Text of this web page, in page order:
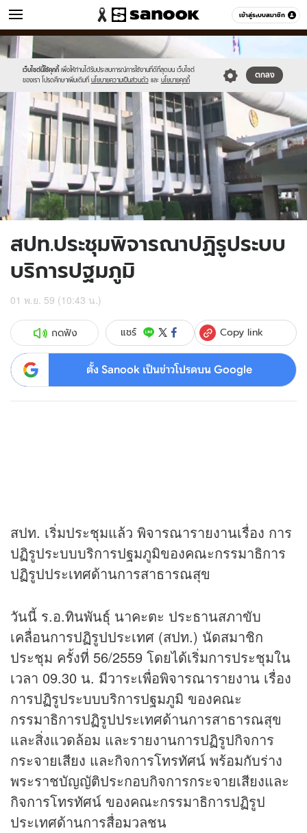
เข้าสู่ระบบสมาชิก
ข่าว หมวดอื่นๆ
เว็บไซต์นี้ใช้คุกกี้ เพื่อให้ท่านได้รับประสบการณ์การใช้งานที่ดีที่สุดบน เว็บไซต์
ของเรา โปรดศึกษาเพิ่มเติมที่ นโยบายความเป็นส่วนตัว และ นโยบายคุกกี้
ตกลง
Sanook
//s.isanook.com/sr/0/images/logo-
new-
sanook.png
600
60
//s.isanook.com/ns/0/ud/418/2093890/740438-
01.jpg
สปท.ประชุมพิจารณาปฏิรูประบบ
บริการปฐมภูมิ
01 พ.ย. 59 (10:43 น.)
กดฟัง แชร์ Copy link
ตั้ง Sanook เป็นข่าวโปรดบน Google
สปท. เริ่มประชุมแล้ว พิจารณารายงานเรื่อง การ
ปฏิรูประบบบริการปฐมภูมิของคณะกรรมาธิการ
ปฏิรูปประเทศด้านการสาธารณสุข
วันนี้ ร.อ.ทินพันธุ์ นาคะตะ ประธานสภาขับ
เคลื่อนการปฏิรูปประเทศ (สปท.) นัดสมาชิก
ประชุม ครั้งที่ 56/2559 โดยได้เริ่มการประชุมใน
เวลา 09.30 น. มีวาระเพื่อพิจารณารายงาน เรื่อง
การปฏิรูประบบบริการปฐมภูมิ ของคณะ
กรรมาธิการปฏิรูปประเทศด้านการสาธารณสุข
และสิ่งแวดล้อม และรายงานการปฏิรูปกิจการ
กระจายเสียง และกิจการโทรทัศน์ พร้อมกับร่าง
พระราชบัญญัติประกอบกิจการกระจายเสียงและ
กิจการโทรทัศน์ ของคณะกรรมาธิการปฏิรูป
ประเทศด้านการสื่อมวลชน